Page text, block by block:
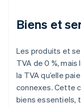
Biens et
Les produits et
TVA de 0 %,
la TVA qu’elle
connexes. Cette
biens essentiels,